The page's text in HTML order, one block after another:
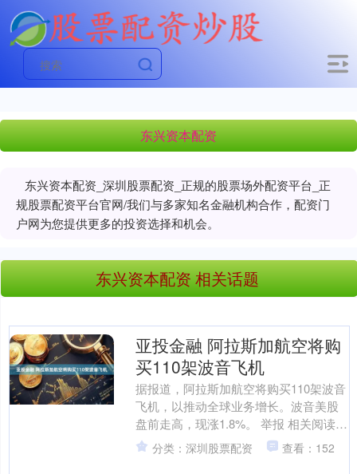
东兴资本配资
东兴资本配资_深圳股票配资_正规的股票场外配资平台_正
规股票配资平台官网/我们与多家知名金融机构合作，配资门
户网为您提供更多的投资选择和机会。
东兴资本配资 相关话题
亚投金融 阿拉斯加航空将购
买110架波音飞机
据报道，阿拉斯加航空将购买110架波音
飞机，以推动全球业务增长。波音美股
盘前走高，现涨1.8%。 举报 相关阅读
中国银行研究院发布《全球主要国际金
融中心发展报....
分类：深圳股票配资 查看：152